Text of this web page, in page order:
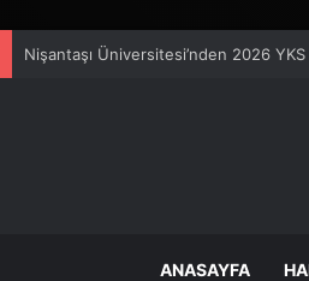
Nişantaşı Üniversitesi’nden 2026
ANASAYFA